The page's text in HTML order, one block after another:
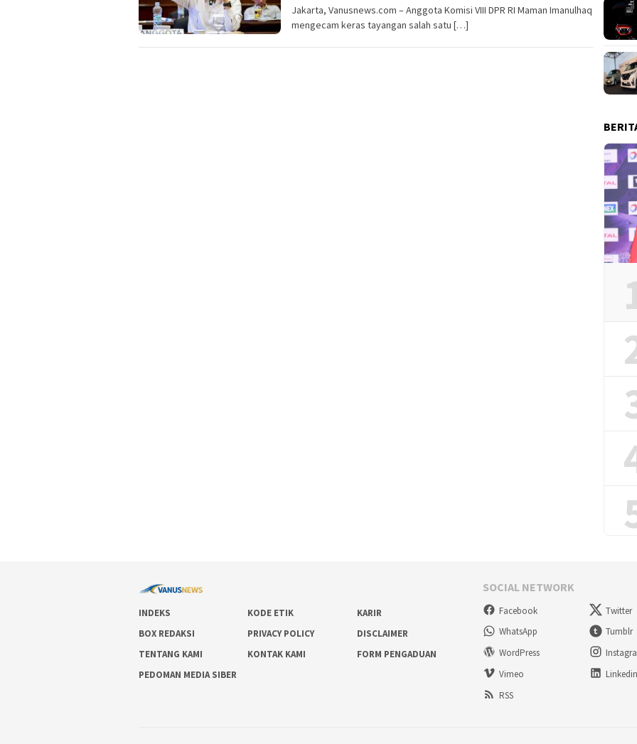
Jakarta, Vanusnews.com – Anggota Komisi VIII DPR RI Maman Imanulhaq
mengecam keras tayangan salah satu […]
INDEKS KODE ETIK
KARIR
BOX REDAKSI
PRIVACY POLICY
DISCLAIMER
TENTANG KAMI
KONTAK KAMI
FORM PENGADUAN
PEDOMAN MEDIA SIBER
SOCIAL NETWORK
Facebook Twitter
WhatsApp
Tumblr
WordPress
Vimeo
Linkedin
RSS